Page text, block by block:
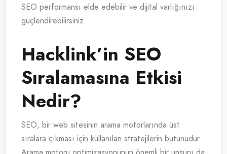
SEO performansı elde edebilir ve dijital varlığınızı
güçlendirebilirsiniz.
Hacklink’in SEO
Sıralamasına Etkisi
Nedir?
SEO, bir web sitesinin arama motorlarında üst
sıralara çıkması için kullanılan stratejilerin bütünüdür.